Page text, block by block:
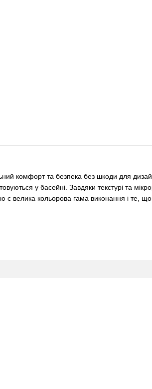
комфорт та безпека без шкоди для
у басейні. Завдяки текстурі та
є велика кольорова гама виконання і те,